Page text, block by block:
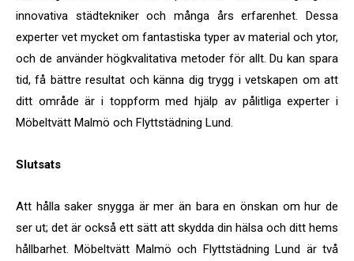
innovativa städtekniker och många års erfarenhet. Dessa
experter vet mycket om fantastiska typer av material och ytor,
och de använder högkvalitativa metoder för allt. Du kan spara
tid, få bättre resultat och känna dig trygg i vetskapen om att
ditt område är i toppform med hjälp av pålitliga experter i
Möbeltvätt Malmö och Flyttstädning Lund.
Slutsats
Att hålla saker snygga är mer än bara en önskan om hur de
ser ut; det är också ett sätt att skydda din hälsa och ditt hems
hållbarhet. Möbeltvätt Malmö och Flyttstädning Lund är två